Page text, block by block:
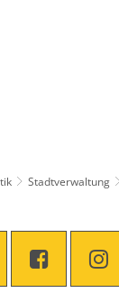
Stadtverwaltung